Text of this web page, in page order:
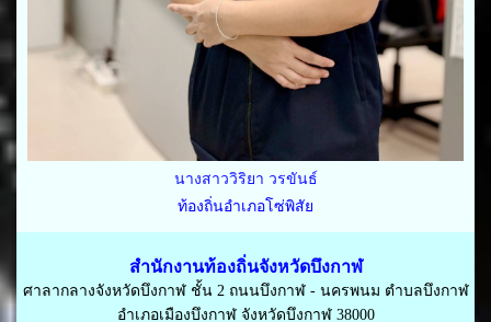
นางสาววิริยา วรขันธ์
ท้องถิ่นอำเภอโซ่พิสัย
สำนักงานท้องถิ่นจังหวัดบึงกาฬ
ศาลากลางจังหวัดบึงกาฬ ชั้น 2 ถนนบึงกาฬ - นครพนม ตำบลบึงกาฬ
อำเภอเมืองบึงกาฬ จังหวัดบึงกาฬ 38000